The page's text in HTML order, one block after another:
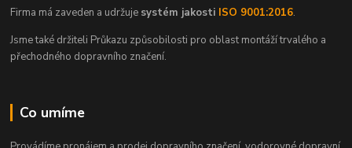
Firma má zaveden a udržuje systém jakosti ISO 9001:2016.
Jsme také držiteli Průkazu způsobilosti pro oblast montáží trvalého a
přechodného dopravního značení.
Co umíme